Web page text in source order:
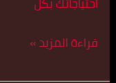
قراءة المزيد »